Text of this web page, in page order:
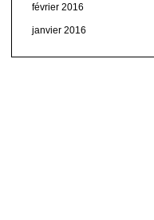
février 2016
janvier 2016